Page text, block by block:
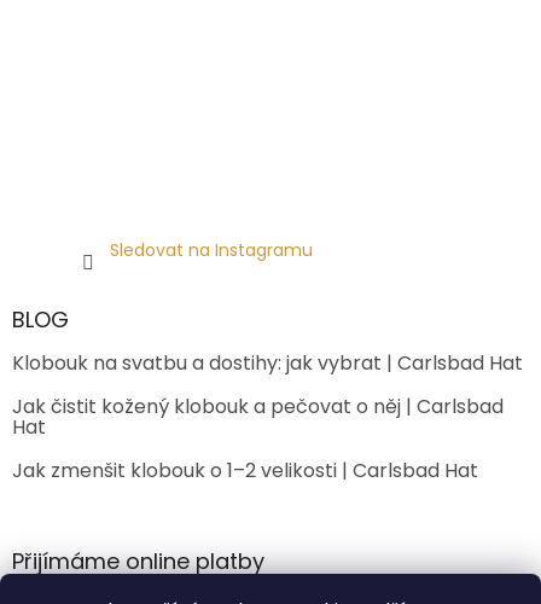
Sledovat na Instagramu
BLOG
Klobouk na svatbu a dostihy: jak vybrat | Carlsbad Hat
Jak čistit kožený klobouk a pečovat o něj | Carlsbad
Hat
Jak zmenšit klobouk o 1–2 velikosti | Carlsbad Hat
Přijímáme online platby